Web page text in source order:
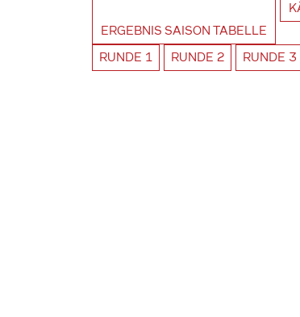
ERGEBNIS SAISON TABELLE
RUNDE 1 RUNDE 2 RUNDE 3